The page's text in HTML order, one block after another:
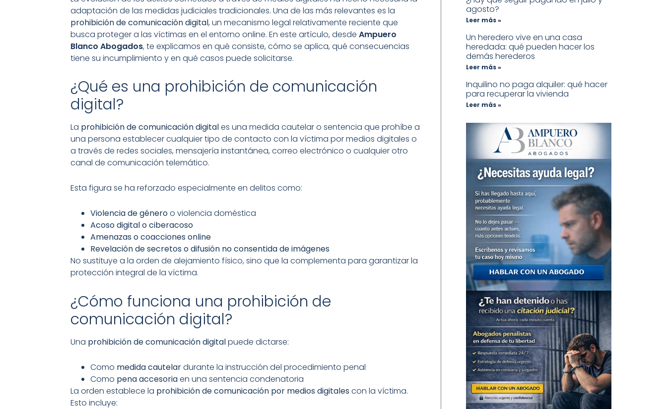
adaptación de las medidas judiciales tradicionales. Una de las más relevantes es la
prohibición de comunicación digital, un mecanismo legal relativamente reciente que
busca proteger a las víctimas en el entorno online. En este artículo, desde Ampuero
Blanco Abogados, te explicamos en qué consiste, cómo se aplica, qué consecuencias
tiene su incumplimiento y en qué casos puede solicitarse.
¿Qué es una prohibición de comunicación
digital?
La prohibición de comunicación digitales una medida cautelar o sentencia que prohíbe a
una persona establecer cualquier tipo de contacto con la víctima por medios digitales o
a través de redes sociales, mensajería instantánea, correo electrónico o cualquier otro
canal de comunicación telemático.
Esta figura se ha reforzado especialmente en delitos como:
Violencia de géneroo violencia doméstica
Acoso digital o ciberacoso
Amenazas o coacciones online
Revelación de secretos o difusión no consentida de imágenes
No sustituye a la orden de alejamiento físico, sino que la complementa para garantizar la
protección integral de la víctima.
¿Cómo funciona una prohibición de
comunicación digital?
Una prohibición de comunicación digitalpuede dictarse:
Como medida cautelardurante la instrucción del procedimiento penal
Como pena accesoriaen una sentencia condenatoria
La orden establece la prohibición de comunicación por medios digitalescon la víctima.
Esto incluye:
agosto?
Leer más »
Un heredero vive en una casa
heredada: qué pueden hacer los
demás herederos
Leer más »
Inquilino no paga alquiler: qué hacer
para recuperar la vivienda
Leer más »